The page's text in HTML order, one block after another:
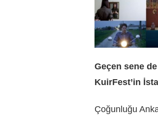
Geçen sene
KuirFest’in
Çoğunluğu